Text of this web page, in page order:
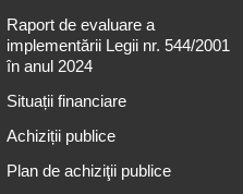
Raport de evaluare a
implementării Legii nr. 544/2001
în anul 2024
Situații financiare
Achiziții publice
Plan de achiziţii publice